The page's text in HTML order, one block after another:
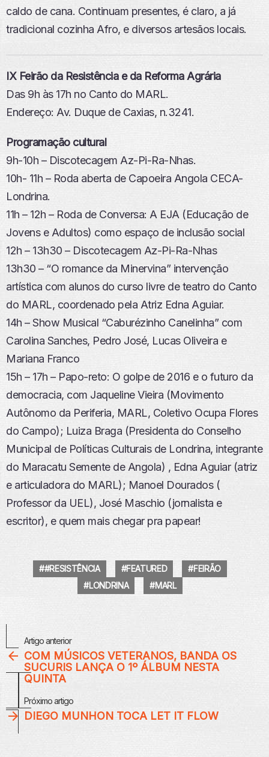
caldo de cana. Continuam presentes, é claro, a já
tradicional cozinha Afro, e diversos artesãos locais.
IX Feirão da Resistência e da Reforma Agrária
Das 9h às 17h no Canto do MARL.
Endereço: Av. Duque de Caxias, n.3241.
Programação cultural
9h-10h – Discotecagem Az-Pi-Ra-Nhas.
10h- 11h – Roda aberta de Capoeira Angola CECA-
Londrina.
11h – 12h – Roda de Conversa: A EJA (Educação de
Jovens e Adultos) como espaço de inclusão social
12h – 13h30 – Discotecagem Az-Pi-Ra-Nhas
13h30 – “O romance da Minervina” intervenção
artística com alunos do curso livre de teatro do Canto
do MARL, coordenado pela Atriz Edna Aguiar.
14h – Show Musical “Caburézinho Canelinha” com
Carolina Sanches, Pedro José, Lucas Oliveira e
Mariana Franco
15h – 17h – Papo-reto: O golpe de 2016 e o futuro da
democracia, com Jaqueline Vieira (Movimento
Autônomo da Periferia, MARL, Coletivo Ocupa Flores
do Campo); Luiza Braga (Presidenta do Conselho
Municipal de Políticas Culturais de Londrina, integrante
do Maracatu Semente de Angola) , Edna Aguiar (atriz
e articuladora do MARL); Manoel Dourados (
Professor da UEL), José Maschio (jornalista e
escritor), e quem mais chegar pra papear!
#RESISTÊNCIA FEATURED
FEIRÃO
LONDRINA
MARL
MaisArtigo anterior
COM MÚSICOS VETERANOS, BANDA OS
SUCURIS LANÇA O 1º ÁLBUM NESTA
QUINTA
Próximo artigo
DIEGO MUNHON TOCA LET IT FLOW